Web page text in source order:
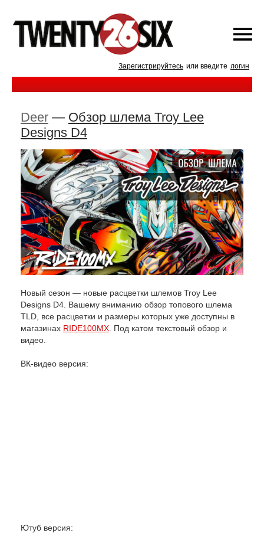
Зарегистрируйтесь или введите логин
Deer — Обзор шлема Troy Lee
Designs D4
Новый сезон — новые расцветки шлемов Troy Lee
Designs D4. Вашему вниманию обзор топового шлема
TLD, все расцветки и размеры которых уже доступны в
магазинах RIDE100MX . Под катом текстовый обзор и
видео.
ВК-видео версия:
Ютуб версия: